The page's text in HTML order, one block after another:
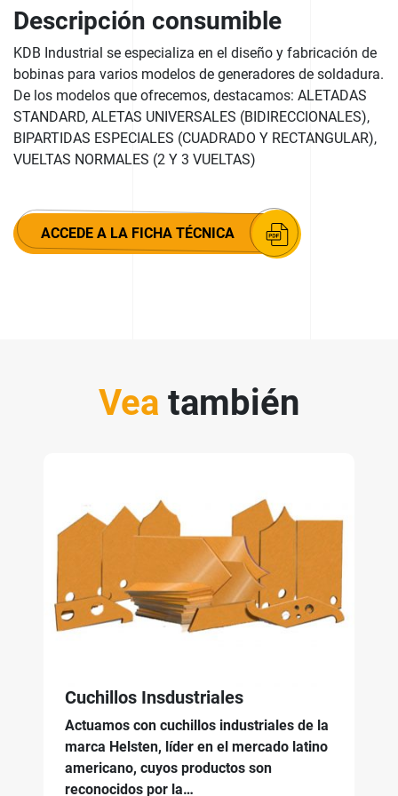
Descripción consumible
KDB Industrial se especializa en el diseño y fabricación de
bobinas para varios modelos de generadores de soldadura.
De los modelos que ofrecemos, destacamos: ALETADAS
STANDARD, ALETAS UNIVERSALES (BIDIRECCIONALES),
BIPARTIDAS ESPECIALES (CUADRADO Y RECTANGULAR),
VUELTAS NORMALES (2 Y 3 VUELTAS)
ACCEDE A LA FICHA TÉCNICA
Vea también
Cuchillos Insdustriales
Actuamos con cuchillos industriales de la
marca Helsten, líder en el mercado latino
americano, cuyos productos son
reconocidos por la…